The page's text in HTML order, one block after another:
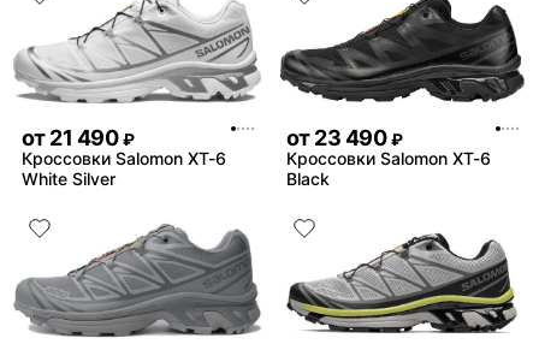
от21 490 ₽
Кроссовки Salomon XT-6
White Silver
от23 490 ₽
Кроссовки Salomon XT-6
Black